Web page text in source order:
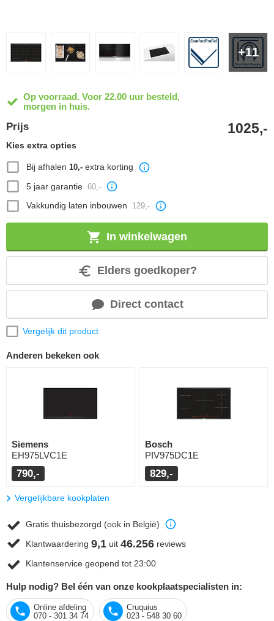
+11
Op voorraad. Voor 22.00 uur besteld,
morgen in huis.
Prijs 1025,-
Kies extra opties
Bij afhalen 10,-extra korting
5 jaar garantie 60,-
Vakkundig laten inbouwen 129,-
In winkelwagen
Elders goedkoper?
Direct contact
Vergelijk dit product
Anderen bekeken ook
Siemens
EH975LVC1E
790,-
Bosch
PIV975DC1E
829,-
Vergelijkbare kookplaten
Gratis thuisbezorgd (ook in België)
Klantwaardering 9,1 uit 46.256 reviews
Klantenservice geopend tot 23:00
Hulp nodig? Bel één van onze kookplaatspecialisten in:
Online afdeling
070 - 301 34 74
Cruquius
023 - 548 30 60